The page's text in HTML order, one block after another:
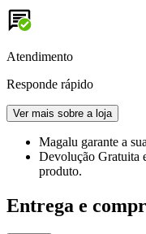
Atendimento
Responde rápido
Ver mais sobre a loja
Magalu garante a
Devolução Gratuita
produto.
Entrega e